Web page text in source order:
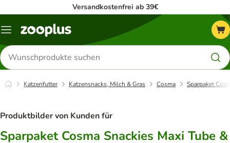
Versandkostenfrei ab 39€
Menü
Produkte
suchen
Katzenfutter Katzensnacks, Milch & Gras Cosma Sparpaket
Produktbilder von Kunden für
Sparpaket Cosma Snackies Maxi Tube &